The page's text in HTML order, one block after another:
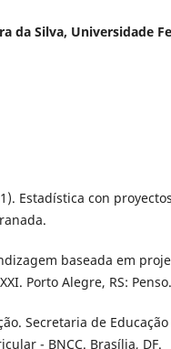
da Silva, Universidade
Estadística con
baseada em
Porto Alegre, RS: Penso.
Secretaria de Educação
- BNCC. Brasília, DF.